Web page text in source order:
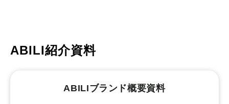
ABILI紹介資料
ABILIブランド概要資料